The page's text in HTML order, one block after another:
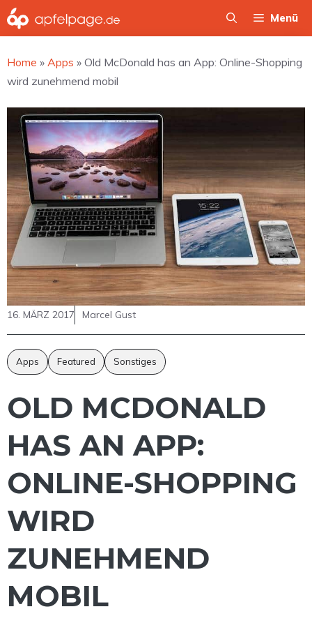
Zum
Inhalt
Menü
Home » Apps » Old McDonald has an App: Online-Shopping
wird zunehmend mobil
16. MÄRZ 2017 Marcel Gust
Apps Featured Sonstiges
OLD MCDONALD
HAS AN APP:
ONLINE-SHOPPING
WIRD
ZUNEHMEND
MOBIL